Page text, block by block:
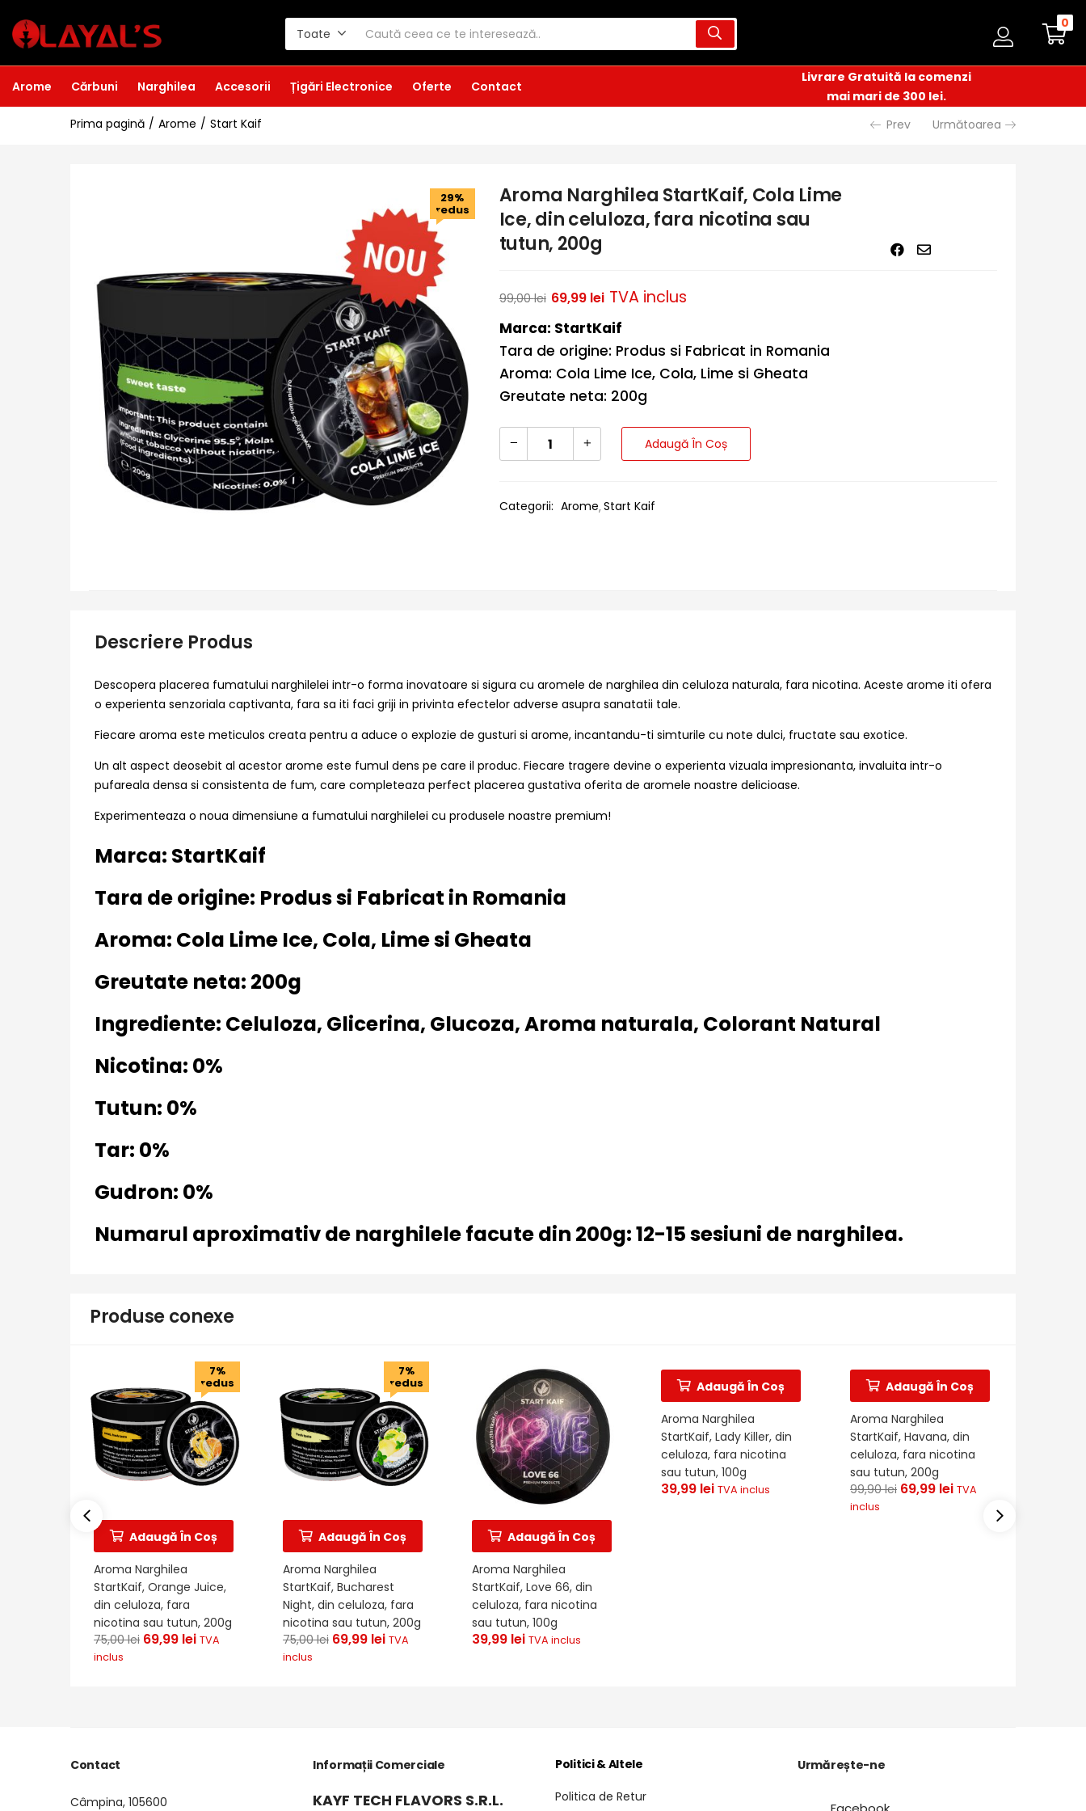
Toate
0
Arome Cărbuni Narghilea Accesorii Țigări Electronice Oferte Contact
Livrare Gratuită la comenzi
mai mari de 300 lei.
Prima pagină
Arome Start Kaif Prev Următoarea
29%
redus
Aroma Narghilea StartKaif, Cola Lime
Ice, din celuloza, fara nicotina sau
tutun, 200g
99,00lei 69,99 lei TVA inclus
Marca: StartKaif
Tara de origine: Produs si Fabricat in Romania
Aroma: Cola Lime Ice, Cola, Lime si Gheata
Greutate neta: 200g
Adaugă În Coș
Categorii: Arome Start Kaif
Descriere Produs
Descopera placerea fumatului narghilelei intr-o forma inovatoare si sigura cu aromele de narghilea din celuloza naturala, fara nicotina. Aceste arome iti ofera
o experienta senzoriala captivanta, fara sa iti faci griji in privinta efectelor adverse asupra sanatatii tale.
Fiecare aroma este meticulos creata pentru a aduce o explozie de gusturi si arome, incantandu-ti simturile cu note dulci, fructate sau exotice.
Un alt aspect deosebit al acestor arome este fumul dens pe care il produc. Fiecare tragere devine o experienta vizuala impresionanta, invaluita intr-o
pufareala densa si consistenta de fum, care completeaza perfect placerea gustativa oferita de aromele noastre delicioase.
Experimenteaza o noua dimensiune a fumatului narghilelei cu produsele noastre premium!
Marca: StartKaif
Tara de origine: Produs si Fabricat in Romania
Aroma: Cola Lime Ice, Cola, Lime si Gheata
Greutate neta: 200g
Ingrediente: Celuloza, Glicerina, Glucoza, Aroma naturala, Colorant Natural
Nicotina: 0%
Tutun: 0%
Tar: 0%
Gudron: 0%
Numarul aproximativ de narghilele facute din 200g: 12-15 sesiuni de narghilea.
Produse conexe
7%
redus
Adaugă În Coș
Aroma Narghilea
StartKaif, Orange Juice,
din celuloza, fara
nicotina sau tutun, 200g
75,00lei 69,99 lei TVA
inclus
7%
redus
Adaugă În Coș
Aroma Narghilea
StartKaif, Bucharest
Night, din celuloza, fara
nicotina sau tutun, 200g
75,00lei 69,99 lei TVA
inclus
Adaugă În Coș
Aroma Narghilea
StartKaif, Love 66, din
celuloza, fara nicotina
sau tutun, 100g
39,99 lei TVA inclus
Adaugă În Coș
Aroma Narghilea
StartKaif, Lady Killer, din
celuloza, fara nicotina
sau tutun, 100g
39,99 lei TVA inclus
30%
redus
Adaugă În Coș
Aroma Narghilea
StartKaif, Havana, din
celuloza, fara nicotina
sau tutun, 200g
99,90lei 69,99 lei TVA
inclus
Contact
Câmpina, 105600
Informații Comerciale
KAYF TECH FLAVORS S.R.L.
Politici & Altele
Politica de Retur
Urmărește-ne